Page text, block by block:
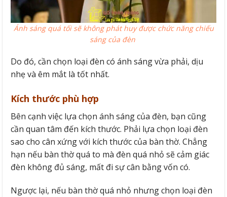
Ánh sáng quá tối sẽ không phát huy được chức năng chiếu
sáng của đèn
Do đó, cần chọn loại đèn có ánh sáng vừa phải, dịu
nhẹ và êm mắt là tốt nhất.
Kích thước phù hợp
Bên cạnh việc lựa chọn ánh sáng của đèn, bạn cũng
cần quan tâm đến kích thước. Phải lựa chọn loại đèn
sao cho cân xứng với kích thước của bàn thờ. Chẳng
hạn nếu bàn thờ quá to mà đèn quá nhỏ sẽ cảm giác
đèn không đủ sáng, mất đi sự cân bằng vốn có.
Ngược lại, nếu bàn thờ quá nhỏ nhưng chọn loại đèn